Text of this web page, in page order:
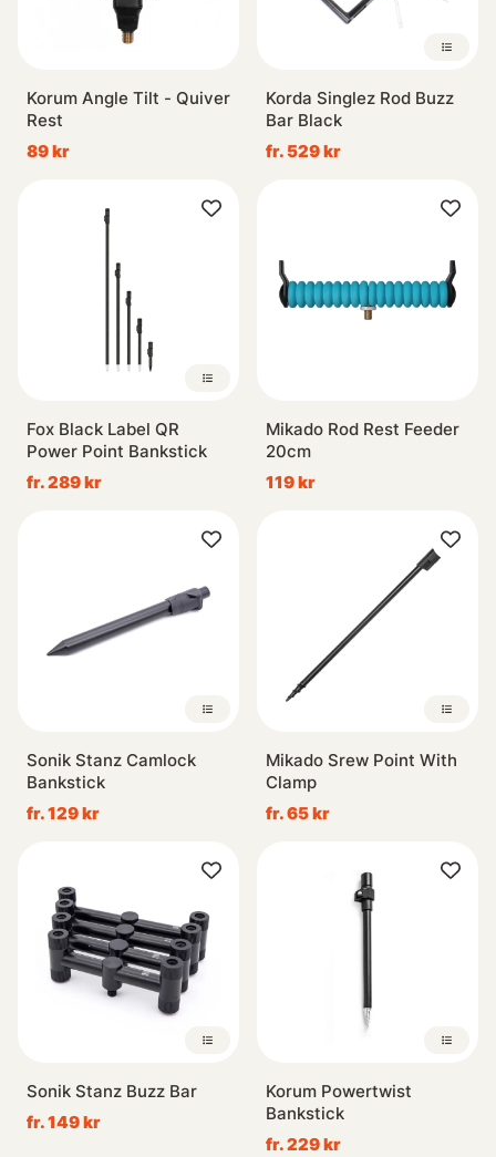
Korum Angle Tilt - Quiver
Rest
89 kr
Korda Singlez Rod Buzz
Bar Black
fr. 529 kr
Fox Black Label QR
Power Point Bankstick
fr. 289 kr
Mikado Rod Rest Feeder
20cm
119 kr
Sonik Stanz Camlock
Bankstick
fr. 129 kr
Mikado Srew Point With
Clamp
fr. 65 kr
Sonik Stanz Buzz Bar
fr. 149 kr
Korum Powertwist
Bankstick
fr. 229 kr